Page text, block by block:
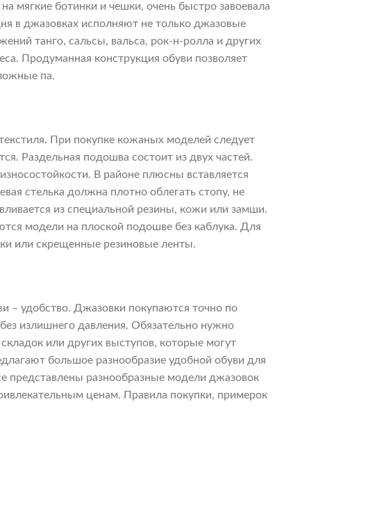
мягкие ботинки и чешки, очень быстро завоевала
в джазовках исполняют не только джазовые
танго, сальсы, вальса, рок-н-ролла и других
Продуманная конструкция обуви позволяет
па.
При покупке кожаных моделей следует
Раздельная подошва состоит из двух частей.
В районе плюсны вставляется
стелька должна плотно облегать стопу, не
из специальной резины, кожи или замши.
модели на плоской подошве без каблука. Для
или скрещенные резиновые ленты.
– удобство. Джазовки покупаются точно по
излишнего давления. Обязательно нужно
или других выступов, которые могут
большое разнообразие удобной обуви для
представлены разнообразные модели джазовок
ценам. Правила покупки, примерок